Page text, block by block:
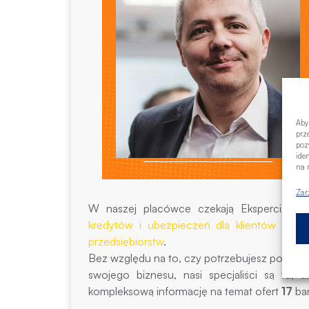
na
W naszej placówce czekają Eksperci
kredytów i ubezpieczeń dla klientów
przedsiębiorstw.
Bez względu na to, czy potrzebujesz
swojego biznesu, nasi specjaliści są tu,
kompleksową informację na temat ofert 17